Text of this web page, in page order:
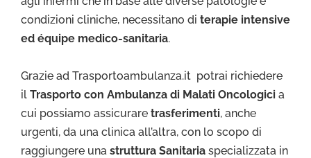
condizioni cliniche, necessitano di terapie intensive
ed équipe medico-sanitaria.
Grazie ad Trasportoambulanza.it potrai richiedere
il Trasporto con Ambulanza di Malati Oncologici a
cui possiamo assicurare trasferimenti, anche
urgenti, da una clinica all’altra, con lo scopo di
raggiungere una struttura Sanitaria specializzata in